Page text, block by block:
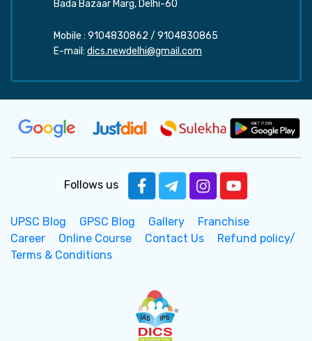
Bada Bazaar Marg, Delhi-60
Mobile : 9104830862 / 9104830865
E-mail: dics.newdelhi@gmail.com
Follows us
UPSC Blog GPSC Blog Gallery
Franchise
Career
Online Course Contact Us
Refund policy/
Terms & Conditions